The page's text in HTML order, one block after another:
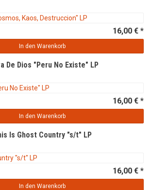
16,00 € *
In den Warenkorb
De Dios "Peru No Existe" LP
16,00 € *
In den Warenkorb
Is Ghost Country "s/t" LP
16,00 € *
In den Warenkorb